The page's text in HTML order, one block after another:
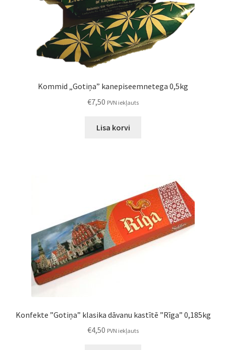
Kommid „Gotiņa” kanepiseemnetega 0,5kg
€7,50 PVN iekļauts
Lisa korvi
Konfekte ”Gotiņa” klasika dāvanu kastītē ”Rīga” 0,185kg
€4,50 PVN iekļauts